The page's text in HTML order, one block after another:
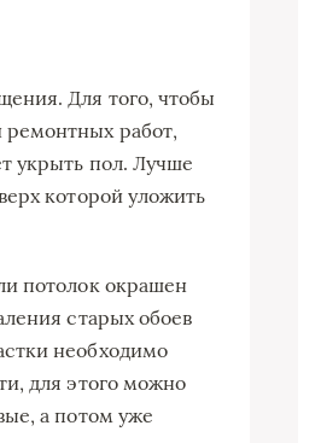
Для того, чтобы
работ,
укрыть пол. Лучше
которой уложить
потолок окрашен
старых обоев
необходимо
для этого можно
а потом уже